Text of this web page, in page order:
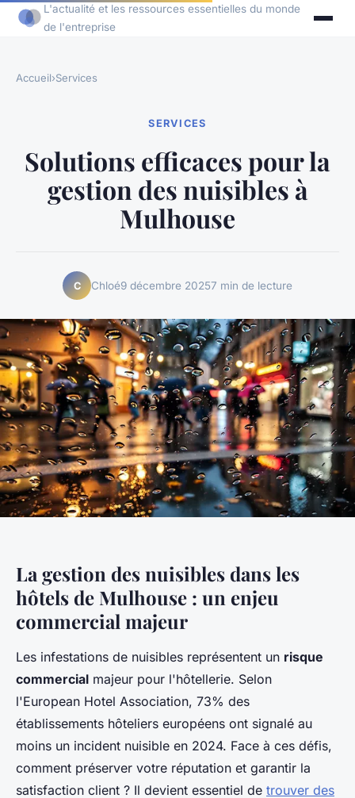
L'actualité et les ressources essentielles du monde
de l'entreprise
Accueil›Services
SERVICES
Solutions efficaces pour la
gestion des nuisibles à
Mulhouse
C Chloé9 décembre 20257 min de lecture
La gestion des nuisibles dans les
hôtels de Mulhouse : un enjeu
commercial majeur
Les infestations de nuisibles représentent un risque
commercial majeur pour l'hôtellerie. Selon
l'European Hotel Association, 73% des
établissements hôteliers européens ont signalé au
moins un incident nuisible en 2024. Face à ces défis,
comment préserver votre réputation et garantir la
satisfaction client ? Il devient essentiel de trouver des